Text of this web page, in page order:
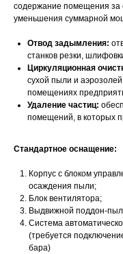
содержание помещения за
уменьшения суммарной
Отвод задымления:
станков резки,
Циркуляционная
сухой пыли и
помещениях
Удаление частиц:
помещений, в которых
Стандартное оснащение:
Корпус с блоком
осаждения пыли;
Блок вентилятора;
Выдвижной поддон-
Система
(требуется
бара)
Главная
Продукция
О производстве
Карта сайта